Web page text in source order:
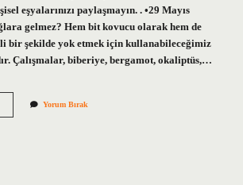
eşyalarınızı paylaşmayın. . •29 Mayıs
gelmez? Hem bit kovucu olarak hem de
bir şekilde yok etmek için kullanabileceğimiz
Çalışmalar, biberiye, bergamot, okaliptüs,…
Yorum Bırak